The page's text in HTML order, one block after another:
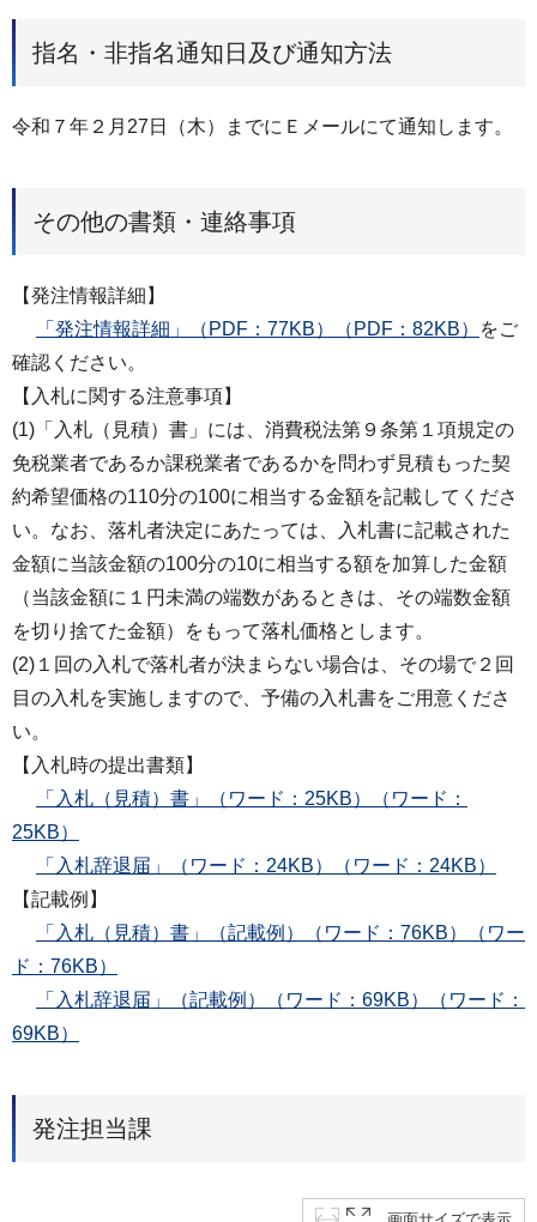
指名・非指名通知日及び通知方法
令和７年２月27日（木）までにＥメールにて通知します。
その他の書類・連絡事項
【発注情報詳細】
「発注情報詳細」（PDF：77KB）（PDF：82KB）
をご
確認ください。
【入札に関する注意事項】
(1)「入札（見積）書」には、消費税法第９条第１項規定の
免税業者であるか課税業者であるかを問わず見積もった契
約希望価格の110分の100に相当する金額を記載してくださ
い。なお、落札者決定にあたっては、入札書に記載された
金額に当該金額の100分の10に相当する額を加算した金額
（当該金額に１円未満の端数があるときは、その端数金額
を切り捨てた金額）をもって落札価格とします。
(2)１回の入札で落札者が決まらない場合は、その場で２回
目の入札を実施しますので、予備の入札書をご用意くださ
い。
【入札時の提出書類】
「入札（見積）書」（ワード：25KB）（ワード：
25KB）
「入札辞退届」（ワード：24KB）（ワード：24KB）
【記載例】
「入札（見積）書」（記載例）（ワード：76KB）（ワー
ド：76KB）
「入札辞退届」（記載例）（ワード：69KB）（ワード：
69KB）
発注担当課